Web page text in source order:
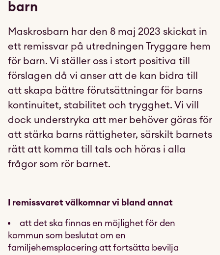
barn
Maskrosbarn har den 8 maj 2023 skickat in
ett remissvar på utredningen Tryggare hem
för barn. Vi ställer oss i stort positiva till
förslagen då vi anser att de kan bidra till
att skapa bättre förutsättningar för barns
kontinuitet, stabilitet och trygghet. Vi vill
dock understryka att mer behöver göras för
att stärka barns rättigheter, särskilt barnets
rätt att komma till tals och höras i alla
frågor som rör barnet.
I remissvaret välkomnar vi bland annat
att det ska finnas en möjlighet för den
kommun som beslutat om en
familjehemsplacering att fortsätta bevilja